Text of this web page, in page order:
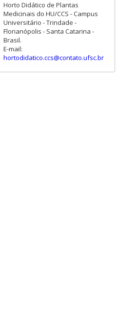
Horto Didático de Plantas
Medicinais do HU/CCS - Campus
Universitário - Trindade -
Florianópolis - Santa Catarina -
Brasil.
E-mail:
hortodidatico.ccs@contato.ufsc.br